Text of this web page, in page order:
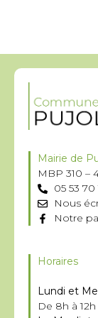
Mairie de
MBP 310 –
05 53 70
Nous
Notre
Horaires
Lundi et
De 8h à